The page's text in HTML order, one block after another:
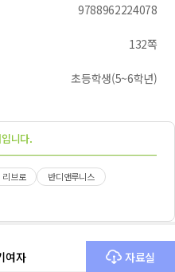
9788962224078
132쪽
초등학생(5~6학년)
니다.
리브로 반디앤루니스
여자 자료실